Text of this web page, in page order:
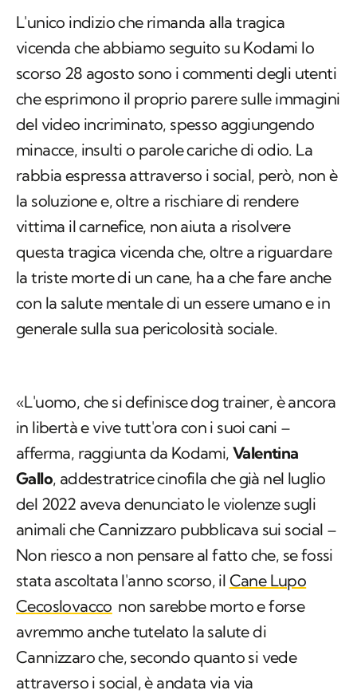
L'unico indizio che rimanda alla tragica
vicenda che abbiamo seguito su Kodami lo
scorso 28 agosto sono i commenti degli utenti
che esprimono il proprio parere sulle immagini
del video incriminato, spesso aggiungendo
minacce, insulti o parole cariche di odio. La
rabbia espressa attraverso i social, però, non è
la soluzione e, oltre a rischiare di rendere
vittima il carnefice, non aiuta a risolvere
questa tragica vicenda che, oltre a riguardare
la triste morte di un cane, ha a che fare anche
con la salute mentale di un essere umano e in
generale sulla sua pericolosità sociale.
«L'uomo, che si definiscedog trainer, è ancora
in libertà e vive tutt'ora con i suoi cani –
afferma, raggiunta da Kodami, Valentina
Gallo, addestratrice cinofila che già nel luglio
del 2022 aveva denunciato le violenze sugli
animali che Cannizzaro pubblicava sui social –
Non riesco a non pensare al fatto che, se fossi
stata ascoltata l'anno scorso, il Cane Lupo
Cecoslovacco non sarebbe morto e forse
avremmo anche tutelato la salute di
Cannizzaro che, secondo quanto si vede
attraverso i social, è andata via via